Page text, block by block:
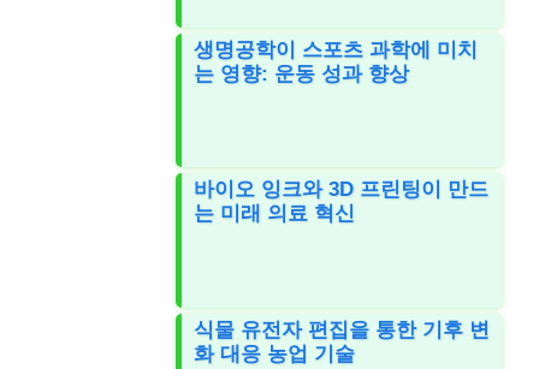
생명공학이 스포츠 과학에 미치
는 영향: 운동 성과 향상
바이오 잉크와 3D 프린팅이 만드
는 미래 의료 혁신
식물 유전자 편집을 통한 기후 변
화 대응 농업 기술